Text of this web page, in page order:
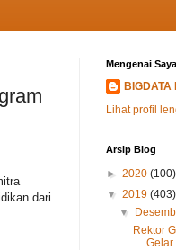
dari
Mengenai Saya
BIGDATA
Lihat profil
Arsip Blog
► 2020 (100)
▼ 2019 (403)
▼
Rektor
Gelar